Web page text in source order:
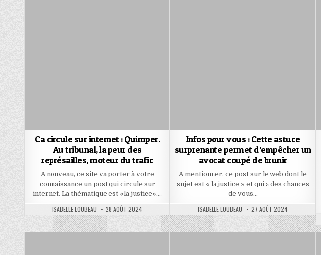
Ca circule sur internet : Quimper.
Au tribunal, la peur des
représailles, moteur du trafic
A nouveau, ce site va porter à votre
connaissance un post qui circule sur
internet. La thématique est «la justice»….
AUTHOR:
ISABELLE LOUBEAU PUBLISHED
DATE:
28 AOÛT 2024
Infos pour vous : Cette astuce
surprenante permet d’empêcher un
avocat coupé de brunir
A mentionner, ce post sur le web dont le
sujet est « la justice » et qui a des chances
de vous…
AUTHOR:
ISABELLE LOUBEAU PUBLISHED
DATE:
27 AOÛT 2024